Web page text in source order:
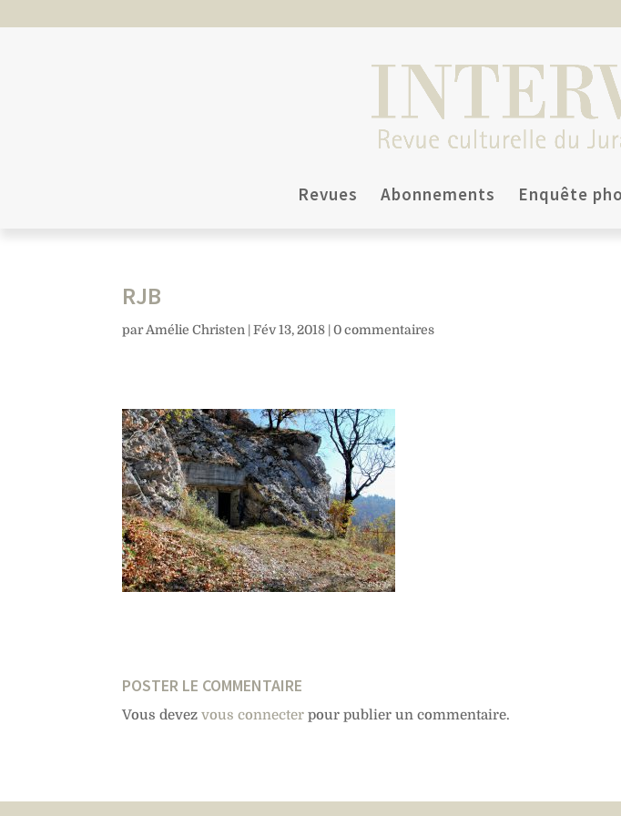
Revues Abonnements Enquête
RJB
parAmélie Christen |Fév 13, 2018 |0 commentaires
POSTER LE COMMENTAIRE
Vous devezvous connecter pour publier un commentaire.